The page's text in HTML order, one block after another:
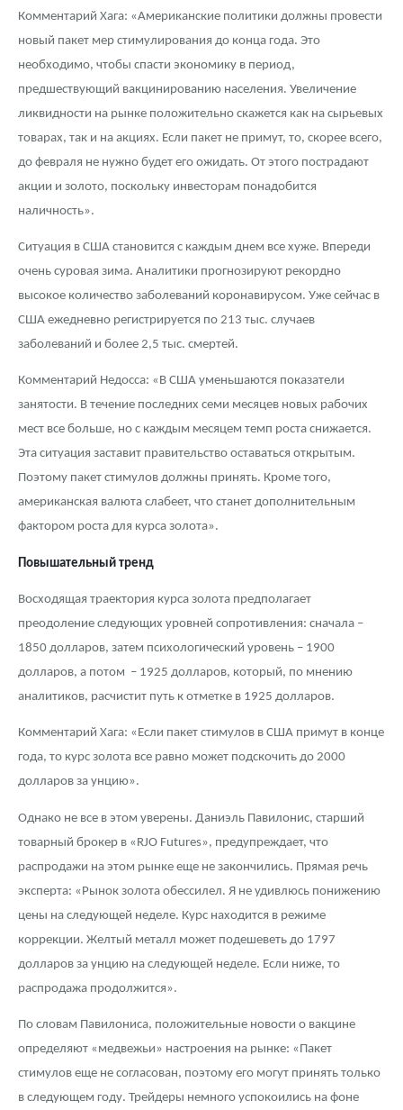
Комментарий Хага: «Американские политики должны провести
новый пакет мер стимулирования до конца года. Это
необходимо, чтобы спасти экономику в период,
предшествующий вакцинированию населения. Увеличение
ликвидности на рынке положительно скажется как на сырьевых
товарах, так и на акциях. Если пакет не примут, то, скорее всего,
до февраля не нужно будет его ожидать. От этого пострадают
акции и золото, поскольку инвесторам понадобится
наличность».
Ситуация в США становится с каждым днем все хуже. Впереди
очень суровая зима. Аналитики прогнозируют рекордно
высокое количество заболеваний коронавирусом. Уже сейчас в
США ежедневно регистрируется по 213 тыс. случаев
заболеваний и более 2,5 тыс. смертей.
Комментарий Недосса: «В США уменьшаются показатели
занятости. В течение последних семи месяцев новых рабочих
мест все больше, но с каждым месяцем темп роста снижается.
Эта ситуация заставит правительство оставаться открытым.
Поэтому пакет стимулов должны принять. Кроме того,
американская валюта слабеет, что станет дополнительным
фактором роста для курса золота».
Повышательный тренд
Восходящая траектория курса золота предполагает
преодоление следующих уровней сопротивления: сначала –
1850 долларов, затем психологический уровень – 1900
долларов, а потом – 1925 долларов, который, по мнению
аналитиков, расчистит путь к отметке в 1925 долларов.
Комментарий Хага: «Если пакет стимулов в США примут в конце
года, то курс золота все равно может подскочить до 2000
долларов за унцию».
Однако не все в этом уверены. Даниэль Павилонис, старший
товарный брокер в «RJO Futures», предупреждает, что
распродажи на этом рынке еще не закончились. Прямая речь
эксперта: «Рынок золота обессилел. Я не удивлюсь понижению
цены на следующей неделе. Курс находится в режиме
коррекции. Желтый металл может подешеветь до 1797
долларов за унцию на следующей неделе. Если ниже, то
распродажа продолжится».
По словам Павилониса, положительные новости о вакцине
определяют «медвежьи» настроения на рынке: «Пакет
стимулов еще не согласован, поэтому его могут принять только
в следующем году. Трейдеры немного успокоились на фоне